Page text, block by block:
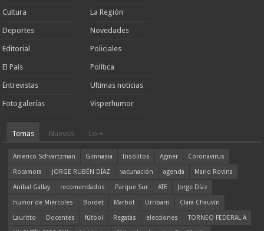
Cultura
Deportes
Editorial
El País
Entrevistas
Fotogalerías
La Región
Novedades
Policiales
Política
Ultimas noticias
Visperhumor
Temas Nuevos Lo +
Americo Schvartzman Gimnasia Insólitos Agmer
Coronavirus
Rocamora
JORGE RUBÉN DÍAZ vacunación agenda
Mario Rovina
Aníbal Gallay
recomendados Parque Sur ATE
Jorge Díaz
humor de Miércoles
Bordet Marbot Urribarri
Clara Chauvín
Lauritto
Docentes fútbol Regatas elecciones
TORNEO FEDERAL A